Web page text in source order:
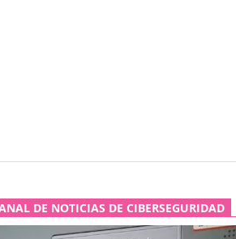
DE NOTICIAS DE CIBERSEGURIDAD